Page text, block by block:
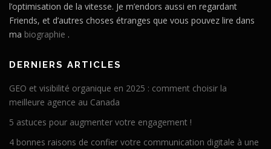
l’optimisation de la vitesse. Je m’endors aussi en regardant
Friends, et d’autres choses étranges que vous pouvez lire dans
ma biographie .
DERNIERS ARTICLES
GEO et visibilité organique en 2025 : comment choisir la
meilleure agence au Canada
5 astuces pour augmenter votre engagement !
4 bonnes raisons de confier votre communication digitale à une